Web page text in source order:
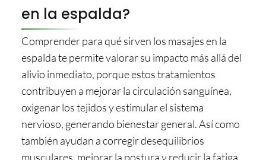
en la espalda?
Comprender para qué sirven los masajes en la
espalda te permite valorar su impacto más allá del
alivio inmediato, porque estos tratamientos
contribuyen a mejorar la circulación sanguínea,
oxigenar los tejidos y estimular el sistema
nervioso, generando bienestar general. Así como
también ayudan a corregir desequilibrios
musculares, mejorar la postura y reducir la fatiga